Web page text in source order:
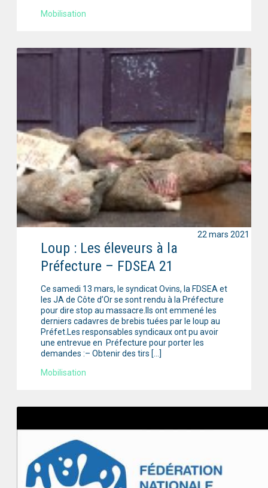
Mobilisation
Loup : Les éleveurs à la
Préfecture – FDSEA 21
Ce samedi 13 mars, le syndicat Ovins, la FDSEA et
les JA de Côte d’Or se sont rendu à la Préfecture
pour dire stop au massacre.Ils ont emmené les
derniers cadavres de brebis tuées par le loup au
Préfet.Les responsables syndicaux ont pu avoir
une entrevue en Préfecture pour porter les
demandes :– Obtenir des tirs […]
Mobilisation
22 mars 2021